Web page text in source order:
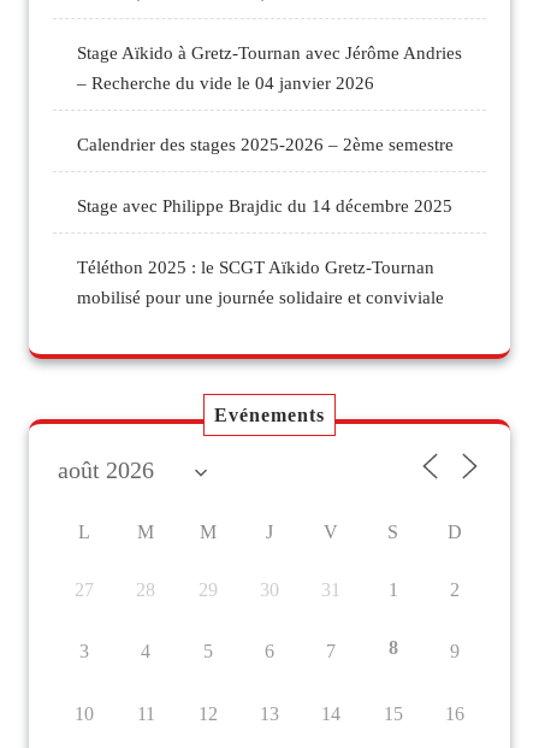
Stage Aïkido à Gretz-Tournan avec Jérôme Andries
– Recherche du vide le 04 janvier 2026
Calendrier des stages 2025-2026 – 2ème semestre
Stage avec Philippe Brajdic du 14 décembre 2025
Téléthon 2025 : le SCGT Aïkido Gretz-Tournan
mobilisé pour une journée solidaire et conviviale
Evénements
L M M J V S D
27 28 29 30 31 1 2
3 4 5 6 7 8 9
10 11 12 13 14 15 16